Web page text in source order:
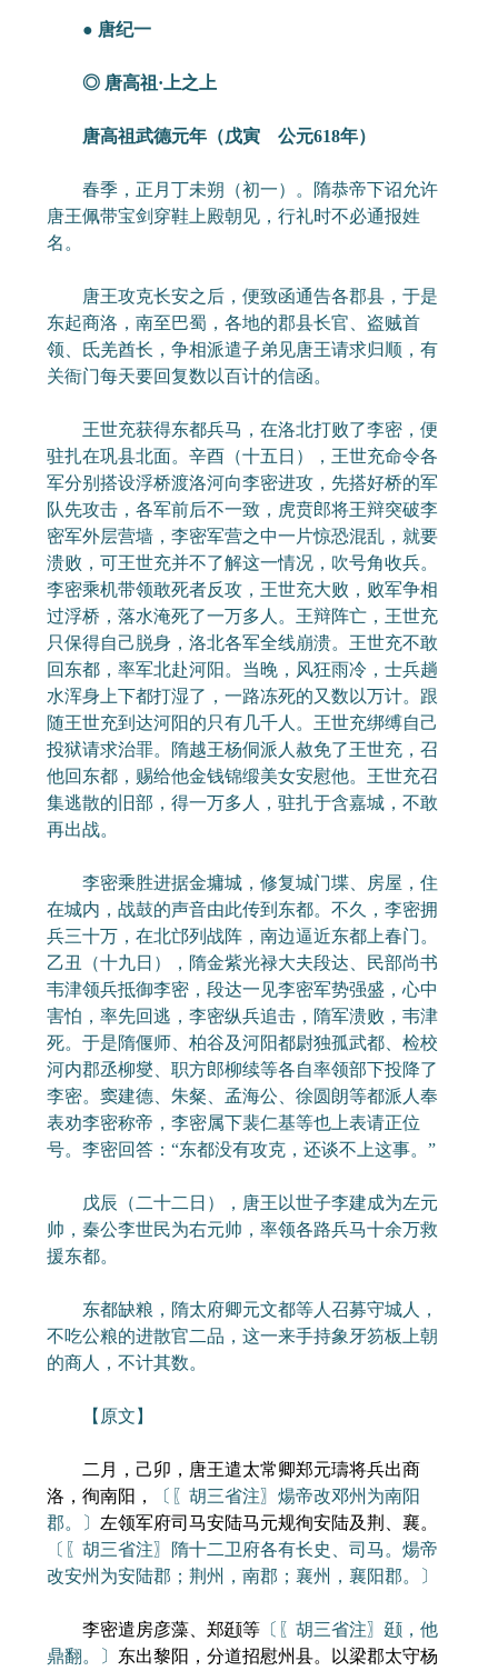
● 唐纪一
◎ 唐高祖·上之上
唐高祖武德元年（戊寅 公元618年）
春季，正月丁未朔（初一）。隋恭帝下诏允许
唐王佩带宝剑穿鞋上殿朝见，行礼时不必通报姓
名。
唐王攻克长安之后，便致函通告各郡县，于是
东起商洛，南至巴蜀，各地的郡县长官、盗贼首
领、氐羌酋长，争相派遣子弟见唐王请求归顺，有
关衙门每天要回复数以百计的信函。
王世充获得东都兵马，在洛北打败了李密，便
驻扎在巩县北面。辛酉（十五日），王世充命令各
军分别搭设浮桥渡洛河向李密进攻，先搭好桥的军
队先攻击，各军前后不一致，虎贲郎将王辩突破李
密军外层营墙，李密军营之中一片惊恐混乱，就要
溃败，可王世充并不了解这一情况，吹号角收兵。
李密乘机带领敢死者反攻，王世充大败，败军争相
过浮桥，落水淹死了一万多人。王辩阵亡，王世充
只保得自己脱身，洛北各军全线崩溃。王世充不敢
回东都，率军北赴河阳。当晚，风狂雨冷，士兵趟
水浑身上下都打湿了，一路冻死的又数以万计。跟
随王世充到达河阳的只有几千人。王世充绑缚自己
投狱请求治罪。隋越王杨侗派人赦免了王世充，召
他回东都，赐给他金钱锦缎美女安慰他。王世充召
集逃散的旧部，得一万多人，驻扎于含嘉城，不敢
再出战。
李密乘胜进据金墉城，修复城门堞、房屋，住
在城内，战鼓的声音由此传到东都。不久，李密拥
兵三十万，在北邙列战阵，南边逼近东都上春门。
乙丑（十九日），隋金紫光禄大夫段达、民部尚书
韦津领兵抵御李密，段达一见李密军势强盛，心中
害怕，率先回逃，李密纵兵追击，隋军溃败，韦津
死。于是隋偃师、柏谷及河阳都尉独孤武都、检校
河内郡丞柳燮、职方郎柳续等各自率领部下投降了
李密。窦建德、朱粲、孟海公、徐圆朗等都派人奉
表劝李密称帝，李密属下裴仁基等也上表请正位
号。李密回答：“东都没有攻克，还谈不上这事。”
戊辰（二十二日），唐王以世子李建成为左元
帅，秦公李世民为右元帅，率领各路兵马十余万救
援东都。
东都缺粮，隋太府卿元文都等人召募守城人，
不吃公粮的进散官二品，这一来手持象牙笏板上朝
的商人，不计其数。
【原文】
二月，己卯，唐王遣太常卿郑元璹将兵出商
洛，徇南阳，
〔〖胡三省注〗煬帝改邓州为南阳
郡。〕 左领军府司马安陆马元规徇安陆及荆、襄。
〔〖胡三省注〗隋十二卫府各有长史、司马。煬帝
改安州为安陆郡；荆州，南郡；襄州，襄阳郡。〕
李密遣房彦藻、郑颋等 〔〖胡三省注〗颋，他
鼎翻。〕 东出黎阳，分道招慰州县。以梁郡太守杨